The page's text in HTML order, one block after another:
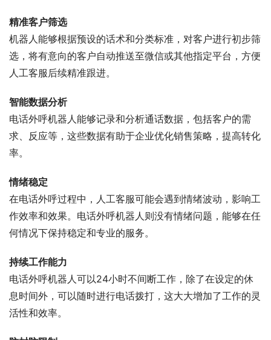
精准客户筛选
机器人能够根据预设的话术和分类标准，对客户进行初步筛
选，将有意向的客户自动推送至微信或其他指定平台，方便
人工客服后续精准跟进。
智能数据分析
电话外呼机器人能够记录和分析通话数据，包括客户的需
求、反应等，这些数据有助于企业优化销售策略，提高转化
率。
情绪稳定
在电话外呼过程中，人工客服可能会遇到情绪波动，影响工
作效率和效果。电话外呼机器人则没有情绪问题，能够在任
何情况下保持稳定和专业的服务。
持续工作能力
电话外呼机器人可以24小时不间断工作，除了在设定的休
息时间外，可以随时进行电话拨打，这大大增加了工作的灵
活性和效率。